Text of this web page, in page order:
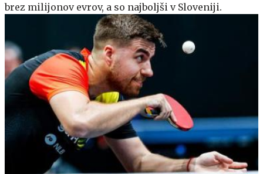
brez milijonov evrov, a so najboljši v Sloveniji.